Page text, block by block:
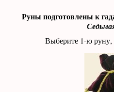
Руны подготовлены к
Выберите 1-ю